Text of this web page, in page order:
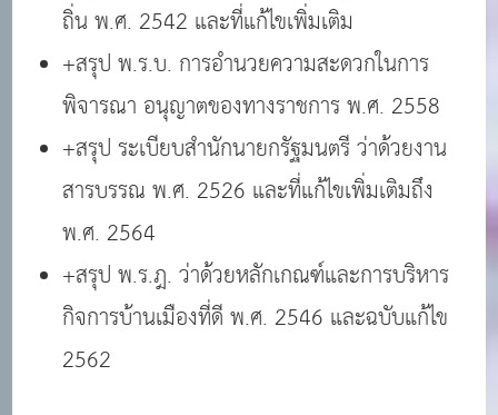
ถิ่น พ.ศ. 2542 และที่แก้ไขเพิ่มเติม
+สรุป พ.ร.บ. การอำนวยความสะดวกในการ
พิจารณา อนุญาตของทางราชการ พ.ศ. 2558
+สรุป ระเบียบสำนักนายกรัฐมนตรี ว่าด้วยงาน
สารบรรณ พ.ศ. 2526 และที่แก้ไขเพิ่มเติมถึง
พ.ศ. 2564
+สรุป พ.ร.ฎ. ว่าด้วยหลักเกณฑ์และการบริหาร
กิจการบ้านเมืองที่ดี พ.ศ. 2546 และฉบับแก้ไข
2562